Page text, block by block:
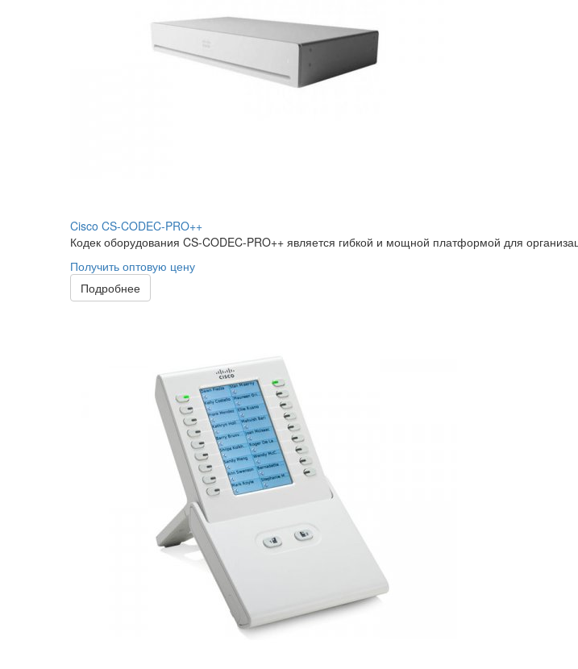
Cisco CS-CODEC-PRO++
Кодек оборудования CS-CODEC-PRO++ является гибкой и мощной платформой для
Получить оптовую цену
Подробнее